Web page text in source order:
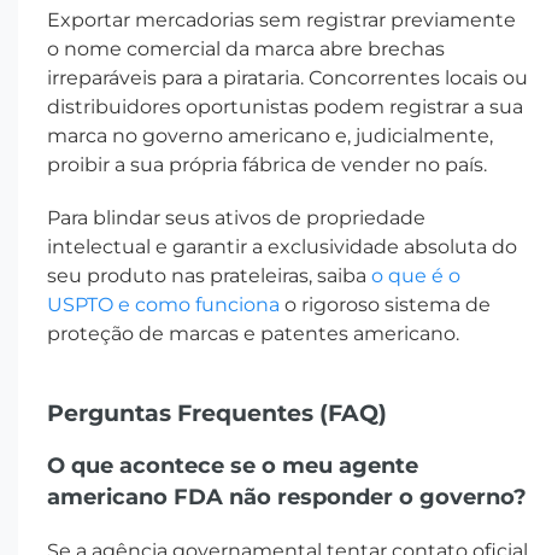
Exportar mercadorias sem registrar previamente
o nome comercial da marca abre brechas
irreparáveis para a pirataria. Concorrentes locais ou
distribuidores oportunistas podem registrar a sua
marca no governo americano e, judicialmente,
proibir a sua própria fábrica de vender no país.
Para blindar seus ativos de propriedade
intelectual e garantir a exclusividade absoluta do
seu produto nas prateleiras, saiba o que é o
USPTO e como funciona o rigoroso sistema de
proteção de marcas e patentes americano.
Perguntas Frequentes (FAQ)
O que acontece se o meu agente
americano FDA não responder o governo?